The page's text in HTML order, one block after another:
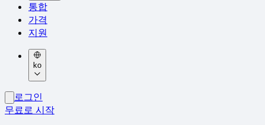
통합
가격
지원
ko
로그인
무료로 시작